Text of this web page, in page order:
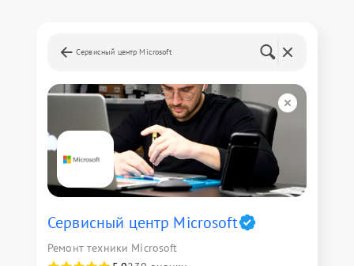
Сервисный центр Microsoft
Сервисный центр Microsoft
Ремонт техники Microsoft